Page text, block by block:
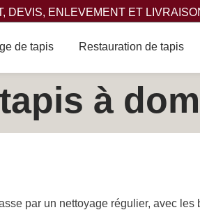
DEVIS, ENLEVEMENT ET
de tapis Restauration de tapis
à
par un nettoyage régulier, avec les